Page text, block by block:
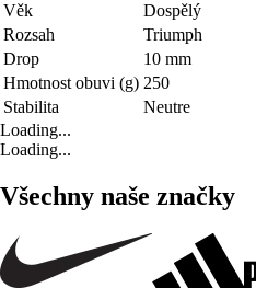
Věk
Dospělý
Rozsah
Triumph
Drop
10 mm
Hmotnost obuvi (g) 250
Stabilita
Neutre
Loading...
Loading...
Všechny naše značky